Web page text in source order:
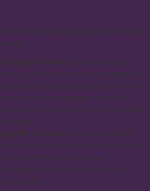
infantil são baseadas em pesquisas
Cerebral: Esta teoria sugere
sono das crianças muda à medida que
Bebês pequenos têm ciclos
e mais despertares noturnos,
mais velhas tendem a ter um padrão
do Sono: Essa teoria propõe
crianças é fortemente influenciado por
rotina, ambiente e estresse.
rotina consistente pode ajudar a
da criança.